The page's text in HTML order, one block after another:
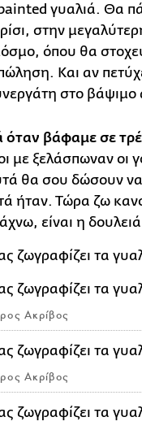
γυαλιά. Θα
στην
όπου θα
Και αν
στο βάψιμο
όταν βάφαμε σε
με ξελάσπωναν οι
θα σου δώσουν
ήταν. Τώρα ζω
είναι η
Ακρίβος
Ακρίβος